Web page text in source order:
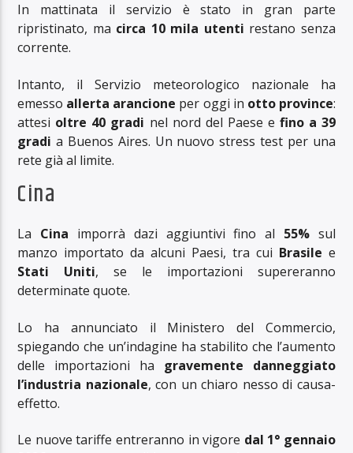
In mattinata il servizio è stato in gran parte
ripristinato, ma circa 10 mila utenti restano senza
corrente.
Intanto, il Servizio meteorologico nazionale ha
emesso allerta arancione per oggi in otto province:
attesi oltre 40 gradi nel nord del Paese e fino a 39
gradi a Buenos Aires. Un nuovo stress test per una
rete già al limite.
Cina
La Cina imporrà dazi aggiuntivi fino al 55%sul
manzo importato da alcuni Paesi, tra cui Brasile e
Stati Uniti, se le importazioni supereranno
determinate quote.
Lo ha annunciato il Ministero del Commercio,
spiegando che un’indagine ha stabilito che l’aumento
delle importazioni ha gravemente danneggiato
l’industria nazionale, con un chiaro nesso di causa-
effetto.
Le nuove tariffe entreranno in vigore dal 1° gennaio